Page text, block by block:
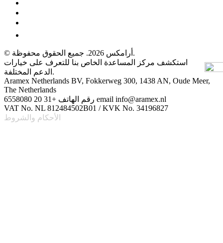
© أرامكس 2026. جميع الحقوق محفوظة.
استكشف مركز المساعدة الخاص بنا للتعرف على خيارات
الدعم المختلفة.
Aramex Netherlands BV, Fokkerweg 300, 1438 AN, Oude Meer,
The Netherlands
رقم الهاتف +31 20 6558080 email info@aramex.nl
VAT No. NL 812484502B01 / KVK No. 34196827
الأحكام والشروط